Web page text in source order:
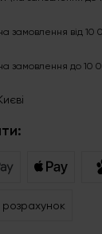
замовлення від 10
замовлення до 10
розрахунок